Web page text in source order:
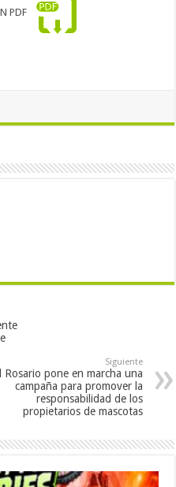
PDF
Siguiente
Rosario pone en marcha una
campaña para promover la
responsabilidad de los
propietarios de mascotas